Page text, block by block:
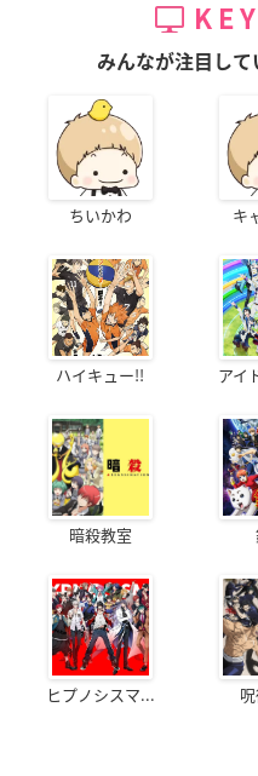
みんなが注目し
ちいかわ キ
ハイキュー!! アイ
暗殺教室
ヒプノシスマ...